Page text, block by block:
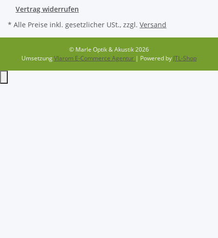
Vertrag widerrufen
* Alle Preise inkl. gesetzlicher USt., zzgl. Versand
© Marle Optik & Akustik 2026
UmsetzungVlarom E-Commerce Agentur | Powered by JTL-Shop